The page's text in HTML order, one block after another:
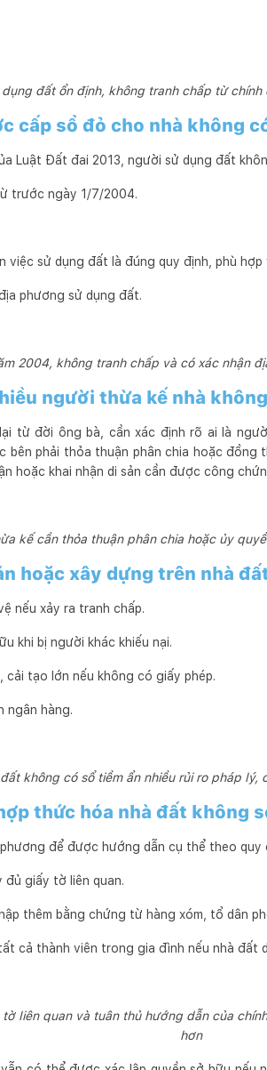
dụng đất ổn định, không tranh chấp từ
cấp sổ đỏ cho nhà không
Luật Đất đai 2013, người sử dụng đất
trước ngày 1/7/2004.
việc sử dụng đất là đúng quy định, phù hợp
phương sử dụng đất.
2004, không tranh chấp và có xác nhận
người thừa kế nhà
từ đời ông bà, cần xác định rõ ai là
bên phải thỏa thuận phân chia hoặc
hoặc khai nhận di sản cần được công
kế cần thỏa thuận phân chia hoặc ủy
hoặc xây dựng trên nhà
nếu xảy ra tranh chấp.
khi bị người khác khiếu nại.
tạo lớn nếu không có giấy phép.
ngân hàng.
không có sổ tiềm ẩn nhiều rủi ro pháp
thức hóa nhà đất không
để được hướng dẫn cụ thể theo quy
đủ giấy tờ liên quan.
thêm bằng chứng từ hàng xóm, tổ dân
cả thành viên trong gia đình nếu nhà đất
liên quan và tuân thủ hướng dẫn của
hơn